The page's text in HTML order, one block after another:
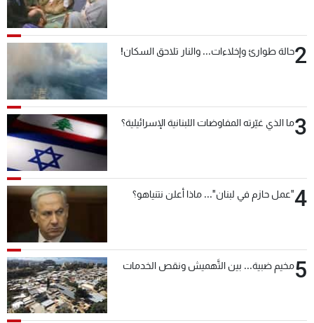
2حالة طوارئ وإخلاءات... والنار تلاحق السكان!
3ما الذي غيّرته المفاوضات اللبنانية الإسرائيلية؟
4"عمل حازم في لبنان"... ماذا أعلن نتنياهو؟
5مخيم ضبية... بين التَّهميش ونقص الخدمات